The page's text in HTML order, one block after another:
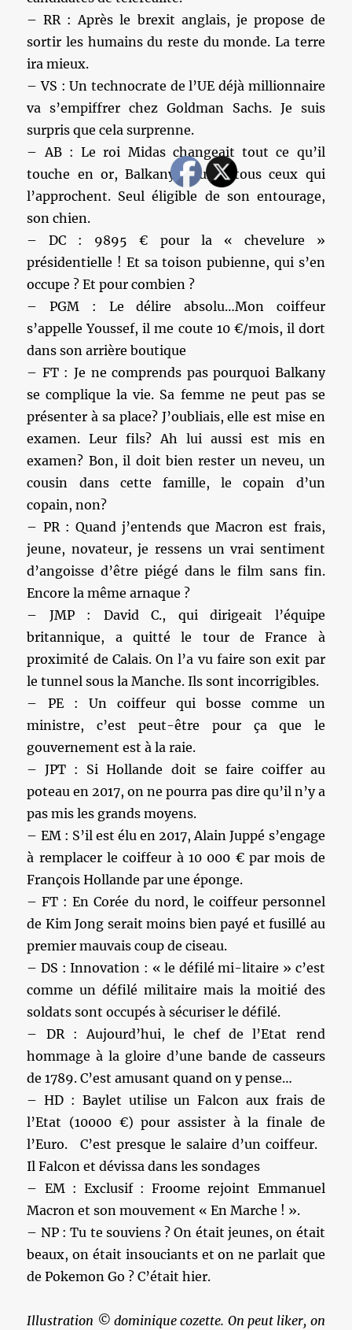
– RR : Après le brexit anglais, je propose de
sortir les humains du reste du monde. La terre
ira mieux.
– VS : Un technocrate de l’UE déjà millionnaire
va s’empiffrer chez Goldman Sachs. Je suis
surpris que cela surprenne.
– AB : Le roi Midas changeait tout ce qu’il
touche en or, Balkany pourrit tous ceux qui
l’approchent. Seul éligible de son entourage,
son chien.
– DC : 9895 € pour la « chevelure »
présidentielle ! Et sa toison pubienne, qui s’en
occupe ? Et pour combien ?
– PGM : Le délire absolu…Mon coiffeur
s’appelle Youssef, il me coute 10 €/mois, il dort
dans son arrière boutique
– FT : Je ne comprends pas pourquoi Balkany
se complique la vie. Sa femme ne peut pas se
présenter à sa place? J’oubliais, elle est mise en
examen. Leur fils? Ah lui aussi est mis en
examen? Bon, il doit bien rester un neveu, un
cousin dans cette famille, le copain d’un
copain, non?
– PR : Quand j’entends que Macron est frais,
jeune, novateur, je ressens un vrai sentiment
d’angoisse d’être piégé dans le film sans fin.
Encore la même arnaque ?
– JMP : David C., qui dirigeait l’équipe
britannique, a quitté le tour de France à
proximité de Calais. On l’a vu faire son exit par
le tunnel sous la Manche. Ils sont incorrigibles.
– PE : Un coiffeur qui bosse comme un
ministre, c’est peut-être pour ça que le
gouvernement est à la raie.
– JPT : Si Hollande doit se faire coiffer au
poteau en 2017, on ne pourra pas dire qu’il n’y a
pas mis les grands moyens.
– EM : S’il est élu en 2017, Alain Juppé s’engage
à remplacer le coiffeur à 10 000 € par mois de
François Hollande par une éponge.
– FT : En Corée du nord, le coiffeur personnel
de Kim Jong serait moins bien payé et fusillé au
premier mauvais coup de ciseau.
– DS : Innovation : « le défilé mi-litaire » c’est
comme un défilé militaire mais la moitié des
soldats sont occupés à sécuriser le défilé.
– DR : Aujourd’hui, le chef de l’Etat rend
hommage à la gloire d’une bande de casseurs
de 1789. C’est amusant quand on y pense…
– HD : Baylet utilise un Falcon aux frais de
l’Etat (10000 €) pour assister à la finale de
l’Euro. C’est presque le salaire d’un coiffeur.
Il Falcon et dévissa dans les sondages
– EM : Exclusif : Froome rejoint Emmanuel
Macron et son mouvement « En Marche ! ».
– NP : Tu te souviens ? On était jeunes, on était
beaux, on était insouciants et on ne parlait que
de Pokemon Go ? C’était hier.
Illustration © dominique cozette. On peut liker, on